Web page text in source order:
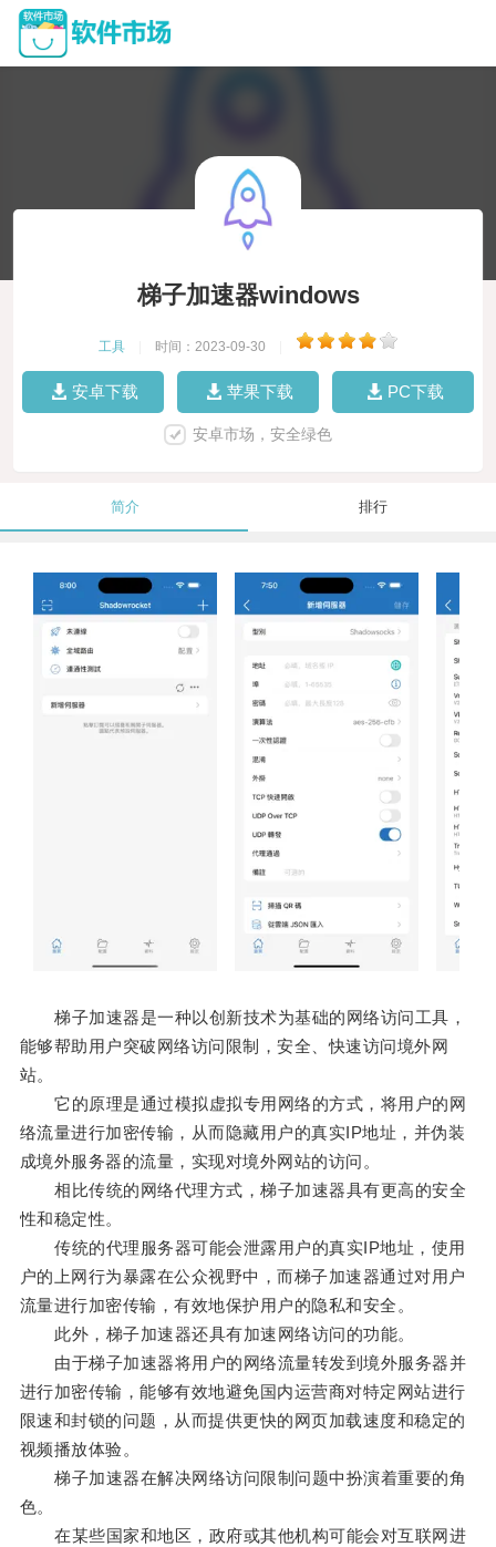
梯子加速器windows
工具 时间：2023-09-30
安卓下载 苹果下载 PC下载
安卓市场，安全绿色
简介 排行
梯子加速器是一种以创新技术为基础的网络访问工具，
能够帮助用户突破网络访问限制，安全、快速访问境外网
站。
它的原理是通过模拟虚拟专用网络的方式，将用户的网
络流量进行加密传输，从而隐藏用户的真实IP地址，并伪装
成境外服务器的流量，实现对境外网站的访问。
相比传统的网络代理方式，梯子加速器具有更高的安全
性和稳定性。
传统的代理服务器可能会泄露用户的真实IP地址，使用
户的上网行为暴露在公众视野中，而梯子加速器通过对用户
流量进行加密传输，有效地保护用户的隐私和安全。
此外，梯子加速器还具有加速网络访问的功能。
由于梯子加速器将用户的网络流量转发到境外服务器并
进行加密传输，能够有效地避免国内运营商对特定网站进行
限速和封锁的问题，从而提供更快的网页加载速度和稳定的
视频播放体验。
梯子加速器在解决网络访问限制问题中扮演着重要的角
色。
在某些国家和地区，政府或其他机构可能会对互联网进